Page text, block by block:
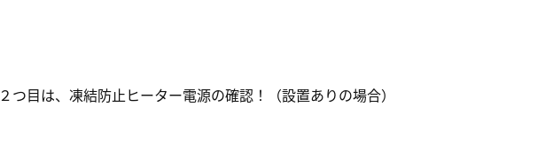
２つ目は、凍結防止ヒーター電源の確認！（設置ありの場合）